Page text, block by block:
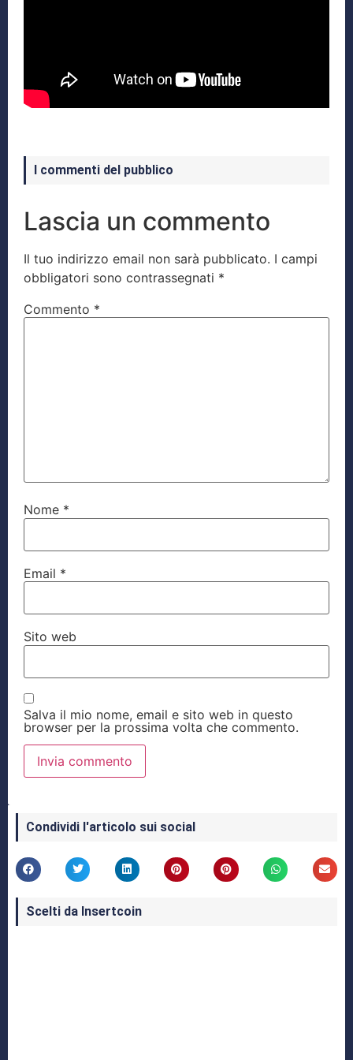
I commenti del pubblico
Lascia un commento
Il tuo indirizzo email non sarà pubblicato. I campi
obbligatori sono contrassegnati *
Commento *
Nome *
Email *
Sito web
Salva il mio nome, email e sito web in questo
browser per la prossima volta che commento.
Condividi l'articolo sui social
Scelti da Insertcoin